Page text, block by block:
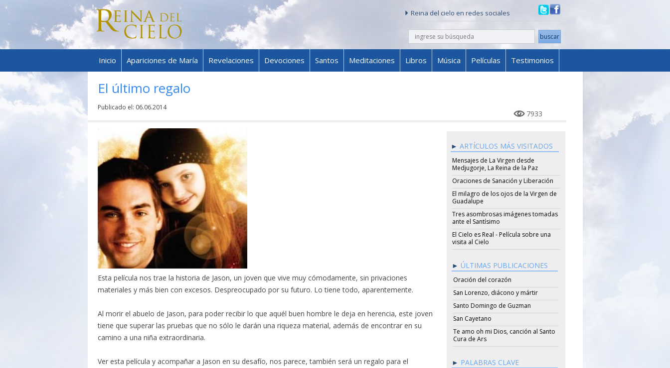
Reina del cielo en redes sociales
buscar
Skip to content
Inicio Apariciones de María Revelaciones Devociones Santos Meditaciones Libros Música Películas Testimonios
El último regalo
Publicado el: 06.06.2014
7933
Esta película nos trae la historia de Jason, un joven que vive muy cómodamente, sin privaciones
materiales y más bien con excesos. Despreocupado por su futuro. Lo tiene todo, aparentemente.
Al morir el abuelo de Jason, para poder recibir lo que aquél buen hombre le deja en herencia, este joven
tiene que superar las pruebas que no sólo le darán una riqueza material, además de encontrar en su
camino a una niña extraordinaria.
Ver esta película y acompañar a Jason en su desafío, nos parece, también será un regalo para el
ARTÍCULOS MÁS VISITADOS
Mensajes de La Virgen desde
Medjugorje, La Reina de la Paz
Oraciones de Sanación y Liberación
El milagro de los ojos de la Virgen de
Guadalupe
Tres asombrosas imágenes tomadas
ante el Santísimo
El Cielo es Real - Película sobre una
visita al Cielo
ÚLTIMAS PUBLICACIONES
Oración del corazón
San Lorenzo, diácono y mártir
Santo Domingo de Guzman
San Cayetano
Te amo oh mi Dios, canción al Santo
Cura de Ars
PALABRAS CLAVE